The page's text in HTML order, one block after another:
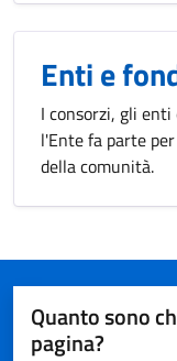
Enti e
I consorzi, gli
l'Ente fa parte
della comunità.
Quanto sono
pagina?